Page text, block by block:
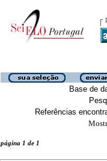
Base de
Referências
página 1 de 1